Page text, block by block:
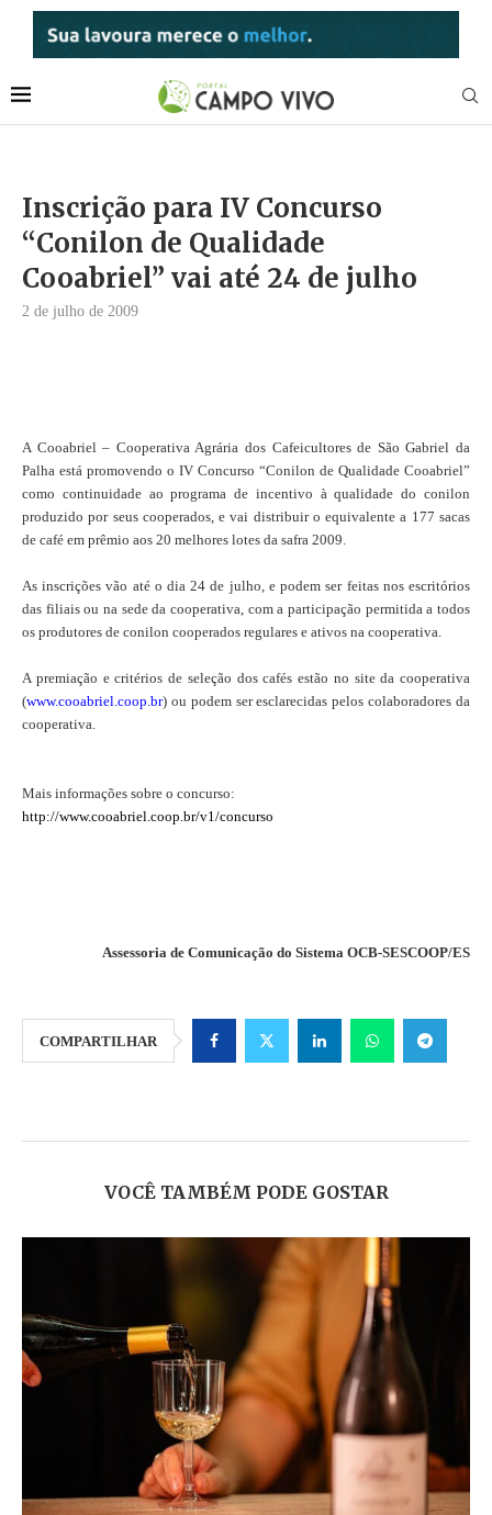
Inscrição para IV Concurso
“Conilon de Qualidade
Cooabriel” vai até 24 de julho
2 de julho de 2009
A Cooabriel – Cooperativa Agrária dos Cafeicultores de São Gabriel da
Palha está promovendo o IV Concurso “Conilon de Qualidade Cooabriel”
como continuidade ao programa de incentivo à qualidade do conilon
produzido por seus cooperados, e vai distribuir o equivalente a 177 sacas
de café em prêmio aos 20 melhores lotes da safra 2009.
As inscrições vão até o dia 24 de julho, e podem ser feitas nos escritórios
das filiais ou na sede da cooperativa, com a participação permitida a todos
os produtores de conilon cooperados regulares e ativos na cooperativa.
A premiação e critérios de seleção dos cafés estão no site da cooperativa
(www.cooabriel.coop.br) ou podem ser esclarecidas pelos colaboradores da
cooperativa.
Mais informações sobre o concurso:
http://www.cooabriel.coop.br/v1/concurso
Assessoria de Comunicação do Sistema OCB-SESCOOP/ES
COMPARTILHAR
VOCÊ TAMBÉM PODE GOSTAR